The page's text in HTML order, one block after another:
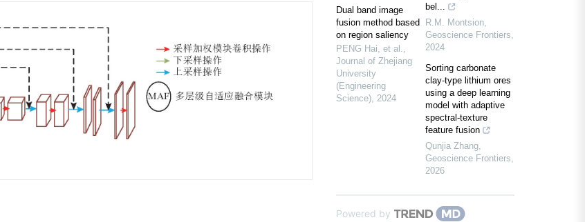
Dual band image
fusion method based
on region saliency
PENG Hai, et al.,
Journal of Zhejiang
University
(Engineering
Science), 2024
bel...
R.M. Montsion,
Geoscience Frontiers,
2024
Sorting carbonate
clay-type lithium ores
using a deep learning
model with adaptive
spectral-texture
feature fusion
Qunjia Zhang,
Geoscience Frontiers,
2026
Powered by